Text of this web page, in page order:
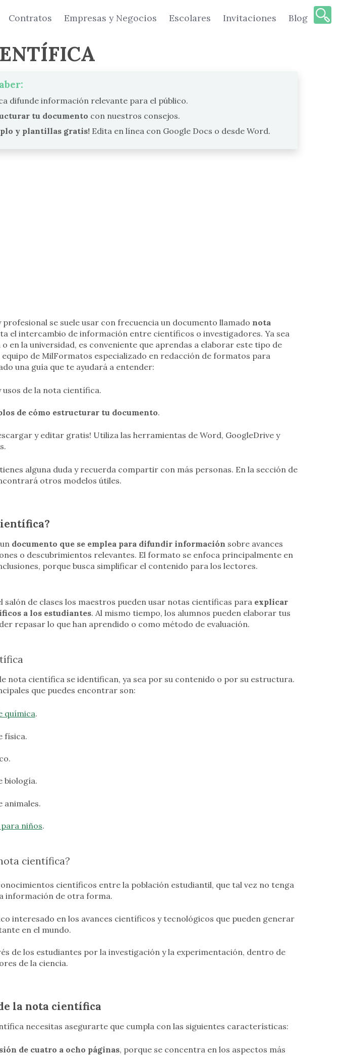
Contratos Empresas y Negocios Escolares Invitaciones Blog
difunde información relevante para el público.
tu documento con nuestros consejos.
y plantillas gratis!Edita en línea con Google Docs o desde Word.
profesional se suele usar con frecuencia un documento llamado nota
el intercambio de información entre científicos o investigadores. Ya sea
o en la universidad, es conveniente que aprendas a elaborar este tipo de
equipo de MilFormatos especializado en redacción de formatos para
una guía que te ayudará a entender:
de la nota científica.
de cómo estructurar tu documento.
y editar gratis! Utiliza las herramientas de Word, GoogleDrive y
alguna duda y recuerda compartir con más personas. En la sección de
otros modelos útiles.
documento que se emplea para difundir información sobre avances
o descubrimientos relevantes. El formato se enfoca principalmente en
porque busca simplificar el contenido para los lectores.
salón de clases los maestros pueden usar notas científicas para explicar
a los estudiantes. Al mismo tiempo, los alumnos pueden elaborar tus
repasar lo que han aprendido o como método de evaluación.
nota científica se identifican, ya sea por su contenido o por su estructura.
que puedes encontrar son:
química.
física.
biología.
animales.
niños.
científica?
científicos entre la población estudiantil, que tal vez no tenga
información de otra forma.
interesado en los avances científicos y tecnológicos que pueden generar
en el mundo.
de los estudiantes por la investigación y la experimentación, dentro de
de la ciencia.
la nota científica
necesitas asegurarte que cumpla con las siguientes características:
de cuatro a ocho páginas, porque se concentra en los aspectos más